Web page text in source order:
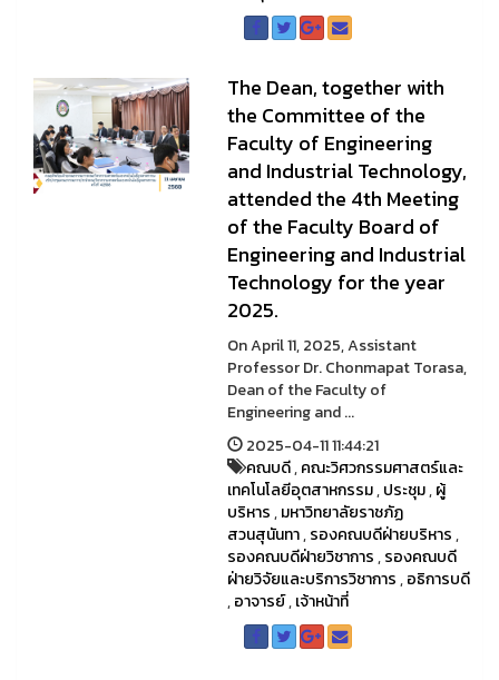
The Dean, together with
the Committee of the
Faculty of Engineering
and Industrial Technology,
attended the 4th Meeting
of the Faculty Board of
Engineering and Industrial
Technology for the year
2025.
On April 11, 2025, Assistant
Professor Dr. Chonmapat Torasa,
Dean of the Faculty of
Engineering and ...
2025-04-11 11:44:21
คณบดี,คณะวิศวกรรมศาสตร์และ
เทคโนโลยีอุตสาหกรรม,ประชุม,ผู้
บริหาร,มหาวิทยาลัยราชภัฏ
สวนสุนันทา,รองคณบดีฝ่ายบริหาร,
รองคณบดีฝ่ายวิชาการ,รองคณบดี
ฝ่ายวิจัยและบริการวิชาการ,อธิการบดี
,อาจารย์,เจ้าหน้าที่